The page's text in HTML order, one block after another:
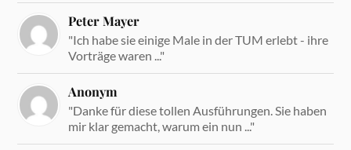
Peter Mayer
"Ich habe sie einige Male in der TUM erlebt - ihre
Vorträge waren ..."
Anonym
"Danke für diese tollen Ausführungen. Sie haben
mir klar gemacht, warum ein nun ..."